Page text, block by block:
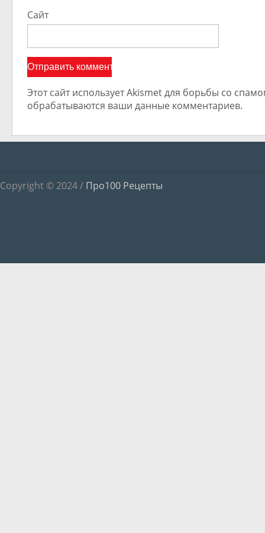
Сайт
Этот сайт использует Akismet для борьбы со
обрабатываются ваши данные комментариев.
Copyright © 2024 / Про100 Рецепты